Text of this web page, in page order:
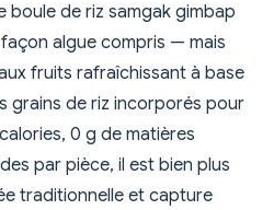
boule de riz samgak gimbap
algue compris — mais
fruits rafraîchissant à base
grains de riz incorporés pour
0 g de matières
par pièce, il est bien plus
traditionnelle et capture